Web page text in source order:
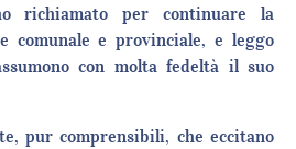
richiamato per continuare la
comunale e provinciale, e leggo
con molta fedeltà il suo
pur comprensibili, che eccitano